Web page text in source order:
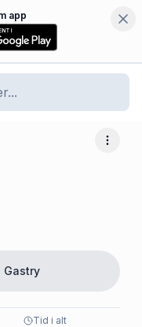
app
Flere
Gastry
Tid i alt